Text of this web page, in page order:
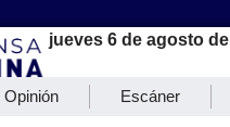
jueves 6 de agosto
Opinión Escáner